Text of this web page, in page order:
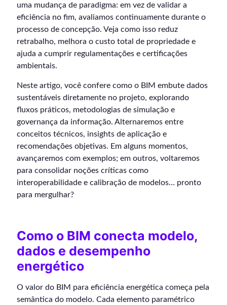
uma mudança de paradigma: em vez de validar a
eficiência no fim, avaliamos continuamente durante o
processo de concepção. Veja como isso reduz
retrabalho, melhora o custo total de propriedade e
ajuda a cumprir regulamentações e certificações
ambientais.
Neste artigo, você confere como o BIM embute dados
sustentáveis diretamente no projeto, explorando
fluxos práticos, metodologias de simulação e
governança da informação. Alternaremos entre
conceitos técnicos, insights de aplicação e
recomendações objetivas. Em alguns momentos,
avançaremos com exemplos; em outros, voltaremos
para consolidar noções críticas como
interoperabilidade e calibração de modelos… pronto
para mergulhar?
Como o BIM conecta modelo,
dados e desempenho
energético
O valor do BIM para eficiência energética começa pela
semântica do modelo. Cada elemento paramétrico